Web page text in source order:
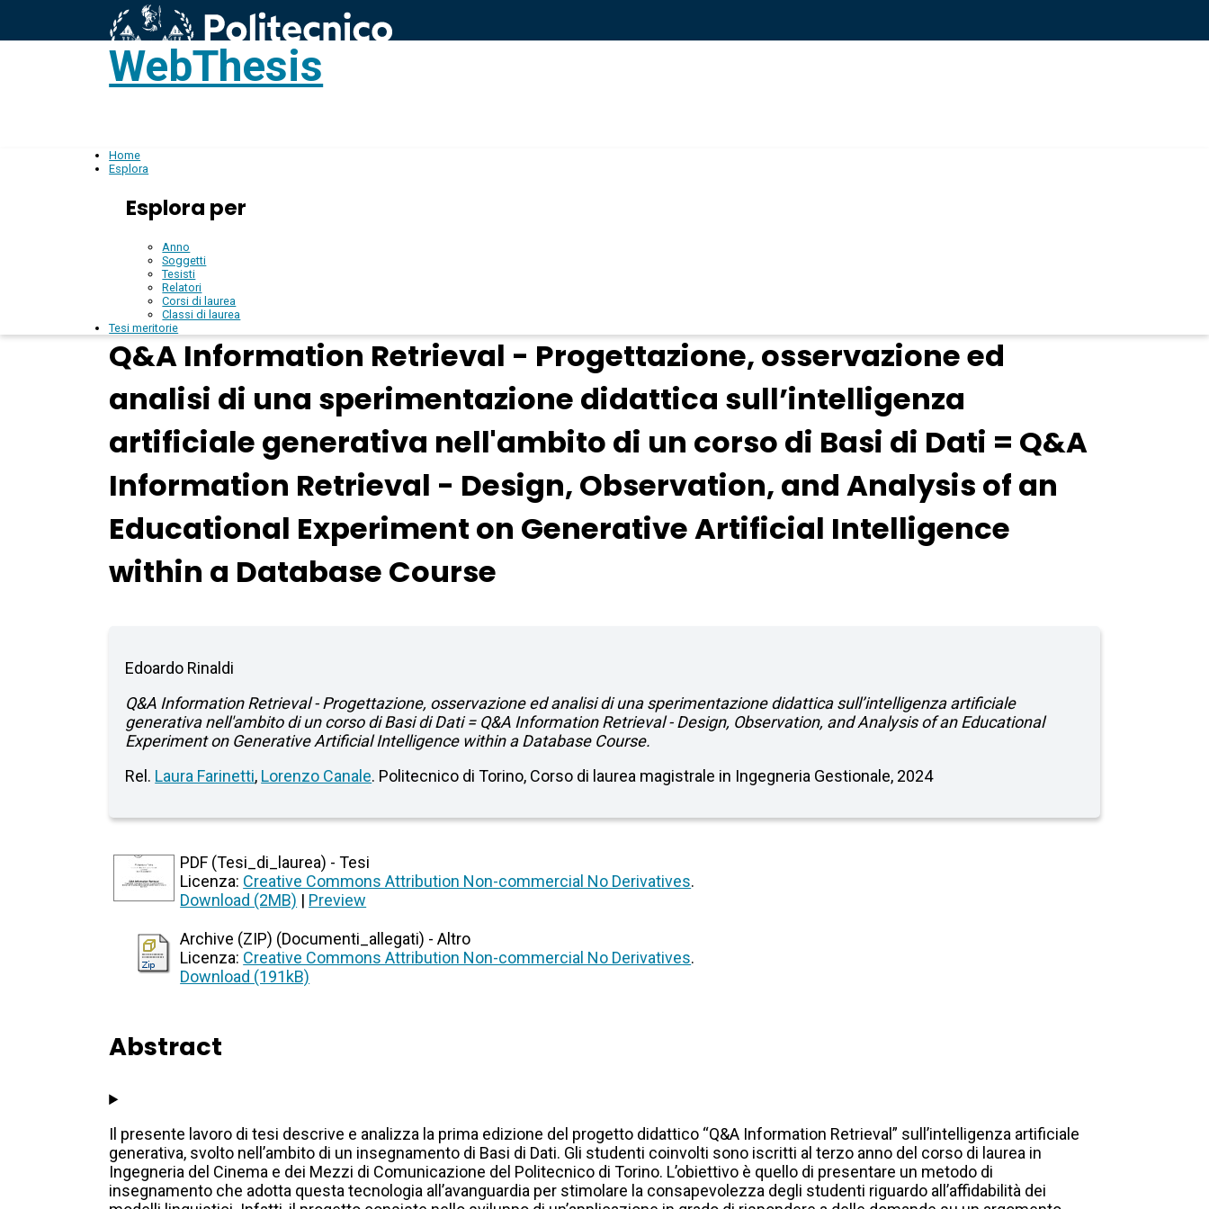
WebThesis
Home
Esplora
Esplora per
Anno
Soggetti
Tesisti
Relatori
Corsi di laurea
Classi di laurea
Tesi meritorie
Q&A Information Retrieval - Progettazione, osservazione ed
analisi di una sperimentazione didattica sull’intelligenza
artificiale generativa nell'ambito di un corso di Basi di Dati = Q&A
Information Retrieval - Design, Observation, and Analysis of an
Educational Experiment on Generative Artificial Intelligence
within a Database Course
Edoardo Rinaldi
Q&A Information Retrieval - Progettazione, osservazione ed analisi di una sperimentazione didattica sull’intelligenza artificiale
generativa nell'ambito di un corso di Basi di Dati = Q&A Information Retrieval - Design, Observation, and Analysis of an Educational
Experiment on Generative Artificial Intelligence within a Database Course.
Rel. Laura Farinetti, Lorenzo Canale. Politecnico di Torino, Corso di laurea magistrale in Ingegneria Gestionale, 2024
PDF (Tesi_di_laurea) - Tesi
Licenza: Creative Commons Attribution Non-commercial No Derivatives.
Download (2MB) | Preview
Archive (ZIP) (Documenti_allegati) - Altro
Licenza: Creative Commons Attribution Non-commercial No Derivatives.
Download (191kB)
Abstract
Il presente lavoro di tesi descrive e analizza la prima edizione del progetto didattico “Q&A Information Retrieval” sull’intelligenza artificiale
generativa, svolto nell’ambito di un insegnamento di Basi di Dati. Gli studenti coinvolti sono iscritti al terzo anno del corso di laurea in
Ingegneria del Cinema e dei Mezzi di Comunicazione del Politecnico di Torino. L’obiettivo è quello di presentare un metodo di
insegnamento che adotta questa tecnologia all’avanguardia per stimolare la consapevolezza degli studenti riguardo all’affidabilità dei